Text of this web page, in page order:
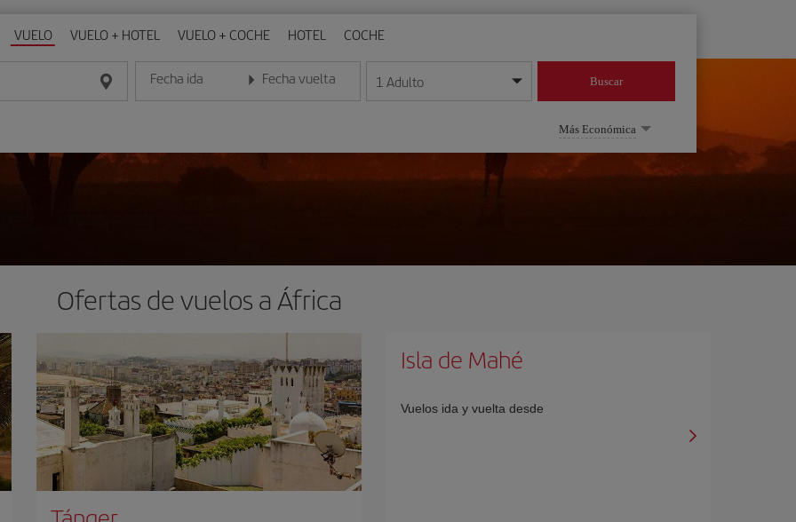
VUELO VUELO + HOTEL VUELO + COCHE HOTEL COCHE
Fecha ida
Introduce la fecha en formato día/mes/año
Fecha vuelta
Introduce la fecha en formato día/mes/año
1 Adulto Buscar
Más Económica
Ofertas de vuelos a África
Isla de Mahé
Vuelos ida y vuelta desde